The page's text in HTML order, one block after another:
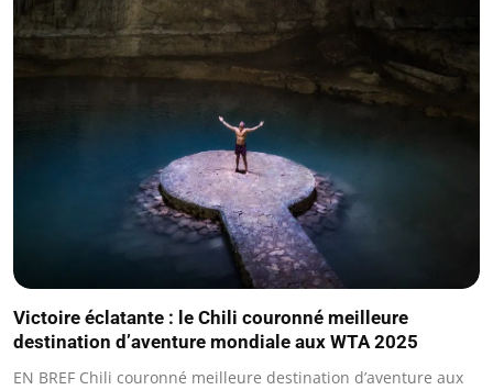
Victoire éclatante : le Chili couronné meilleure
destination d’aventure mondiale aux WTA 2025
EN BREF Chili couronné meilleure destination d’aventure aux